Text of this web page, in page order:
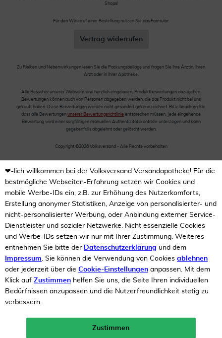
Neukunden-Rabatt ab 49€!
Shops!
Für den Widerruf einer Bestellung nutzen Sie das Formular:
Vertrag widerrufen
Zu Risiken und Nebenwirkungen lesen Sie die Packungsbeilage und fragen Sie Ihre Ärztin, Ihren
Arzt oder in Ihrer Apotheke.
Alle Besucher unserer Webseite sind herzlich eingeladen, Produktbewertungen abzugeben.
Bewertungen können auch von Personen abgegeben werden, die das Produkt nicht bei uns
gekauft haben. Diese Bewertungen werden nicht gesondert gekennzeichnet. Bitte beachten Sie,
dass alle Bewertungen unserer Bewertungsrichtlinie entsprechen müssen. Jede eingehende
Bewertung wird einer sorgfältigen manuellen Authentizitätskontrolle unterzogen und kann
gegebenfalls abgelehnt oder gelöscht werden.
Copyright ©2026 Volksversand - Alle Rechte vorbehalten
❤-lich willkommen bei der Volksversand Versandapotheke! Für die
bestmögliche Webseiten-Erfahrung setzen wir Cookies und
mobile Werbe-IDs ein, z.B. zur Erhöhung des Nutzerkomforts,
Erstellung anonymer Statistiken, Anzeige von personalisierter- und
nicht-personalisierter Werbung, oder Anbindung externer Service-
Dienstleister und sozialer Netzwerke. Nicht essenzielle Cookies
und Werbe-IDs setzen wir nur mit Ihrer Zustimmung. Weiteres
entnehmen Sie bitte der Datenschutzerklärung und dem
Impressum. Sie können die Verwendung von Cookies ablehnen
oder jederzeit über die Cookie-Einstellungen anpassen. Mit dem
Klick auf Zustimmen helfen Sie uns, die Seite Ihren individuellen
Bedürfnissen anzupassen und die Nutzerfreundlichkeit stetig zu
verbessern.
Zustimmen